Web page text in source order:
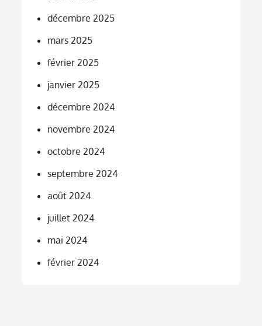
décembre 2025
mars 2025
février 2025
janvier 2025
décembre 2024
novembre 2024
octobre 2024
septembre 2024
août 2024
juillet 2024
mai 2024
février 2024